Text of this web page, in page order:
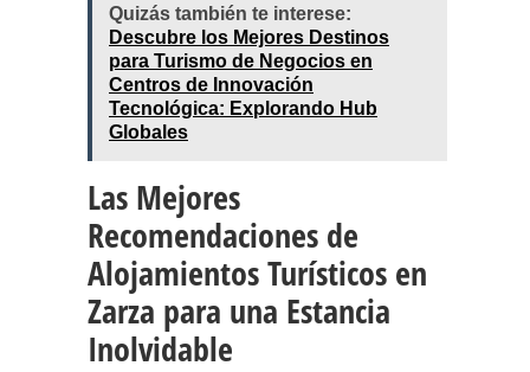
Quizás también te interese:
Descubre los Mejores Destinos
para Turismo de Negocios en
Centros de Innovación
Tecnológica: Explorando Hub
Globales
Las Mejores
Recomendaciones de
Alojamientos Turísticos en
Zarza para una Estancia
Inolvidable